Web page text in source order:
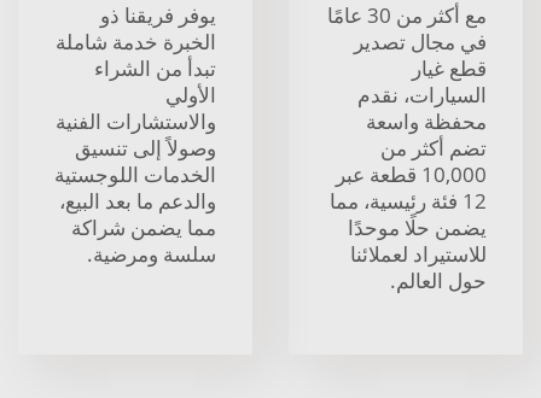
مع أكثر من 30 عامًا
في مجال تصدير
قطع غيار
السيارات، نقدم
محفظة واسعة
تضم أكثر من
10,000 قطعة عبر
12 فئة رئيسية، مما
يضمن حلًا موحدًا
للاستيراد لعملائنا
حول العالم.
يوفر فريقنا ذو
الخبرة خدمة شاملة
تبدأ من الشراء
الأولي
والاستشارات الفنية
وصولاً إلى تنسيق
الخدمات اللوجستية
والدعم ما بعد البيع،
مما يضمن شراكة
سلسة ومرضية.